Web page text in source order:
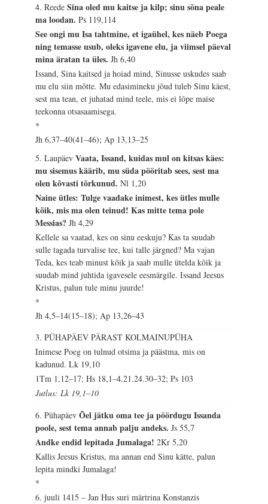
4. ReedeSina oled mu kaitse ja kilp; sinu sõna peale
ma loodan.Ps 119,114
See ongi mu Isa tahtmine, et igaühel, kes näeb Poega
ning temasse usub, oleks igavene elu, ja viimsel päeval
mina äratan ta üles.Jh 6,40
Issand, Sina kaitsed ja hoiad mind, Sinusse uskudes saab
mu elu siin mõtte. Mu edasimineku jõud tuleb Sinu käest,
sest ma tean, et juhatad mind teele, mis ei lõpe maise
teekonna otsasaamisega.
*
Jh 6,37–40(41–46); Ap 13,13–25
5. LaupäevVaata, Issand, kuidas mul on kitsas käes:
mu sisemus käärib, mu süda pööritab sees, sest ma
olen kõvasti tõrkunud.Nl 1,20
Naine ütles: Tulge vaadake inimest, kes ütles mulle
kõik, mis ma olen teinud! Kas mitte tema pole
Messias?Jh 4,29
Kellele sa vaatad, kes on sinu eeskuju? Kas ta suudab
sulle tagada turvalise tee, kui talle järgned? Ma vajan
Teda, kes teab minust kõik ja saab mulle ütelda kõik ja
suudab mind juhtida igavesele eesmärgile. Issand Jeesus
Kristus, palun tule minu juurde!
*
Jh 4,5–14(15–18); Ap 13,26–43
3. PÜHAPÄEV PÄRAST KOLMAINUPÜHA
Inimese Poeg on tulnud otsima ja päästma, mis on
kadunud.Lk 19,10
1Tm 1,12–17; Hs 18,1–4.21.24.30–32; Ps 103
Jutlus: Lk 19,1–10
6. PühapäevÕel jätku oma tee ja pöördugu Issanda
poole, sest tema annab palju andeks.Js 55,7
Andke endid lepitada Jumalaga!2Kr 5,20
Kallis Jeesus Kristus, ma annan end Sinu kätte, palun
lepita mindki Jumalaga!
*
6. juuli 1415 – Jan Hus suri märtrina Konstanzis